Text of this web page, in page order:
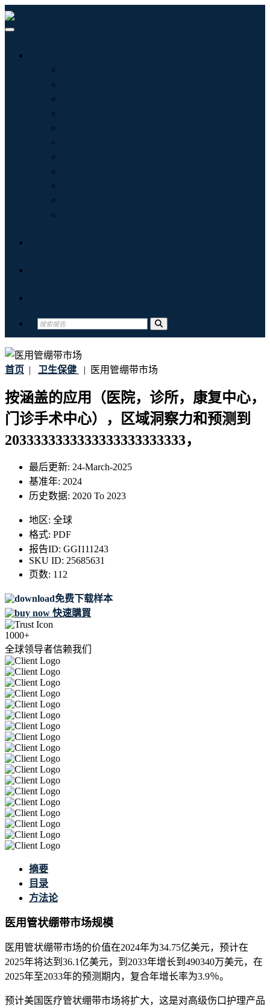
首页 | 卫生保健 | 医用管绷带市场
按涵盖的应用（医院，诊所，康复中心，
门诊手术中心），区域洞察力和预测到
2033333333333333333333333，
最后更新: 24-March-2025
基准年: 2024
历史数据: 2020 To 2023
地区: 全球
格式: PDF
报告ID: GGI111243
SKU ID: 25685631
页数: 112
免费下载样本
快速購買
1000+
全球领导者信赖我们
摘要
目录
方法论
医用管状绷带市场规模
医用管状绷带市场的价值在2024年为34.75亿美元，预计在
2025年将达到36.1亿美元，到2033年增长到490340万美元，在
2025年至2033年的预测期内，复合年增长率为3.9％。
预计美国医疗管状绷带市场将扩大，这是对高级伤口护理产品